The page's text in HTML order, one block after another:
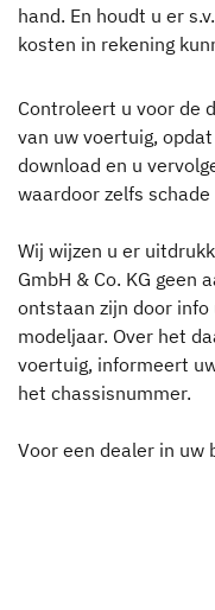
hand. En houdt u er
kosten in rekening
Controleert u voor de
van uw voertuig,
download en u
waardoor zelfs
Wij wijzen u er
GmbH & Co. KG geen
ontstaan zijn door
modeljaar. Over het
voertuig, informeert
het chassisnummer.
Voor een dealer in uw